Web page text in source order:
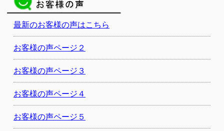
最新のお客様の声はこちら
お客様の声ページ２
お客様の声ページ３
お客様の声ページ４
お客様の声ページ５